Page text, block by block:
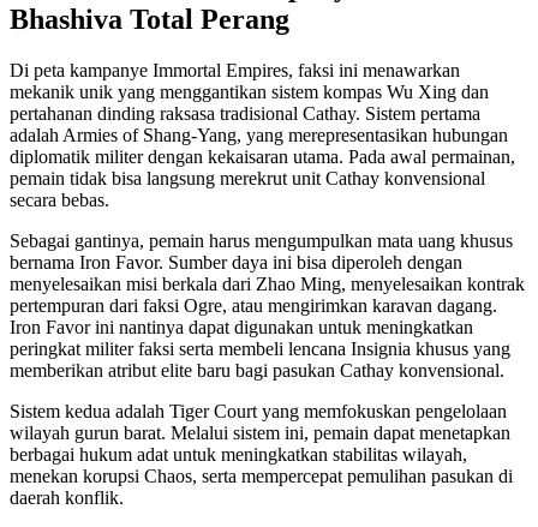
Bhashiva Total Perang
Di peta kampanye Immortal Empires, faksi ini menawarkan
mekanik unik yang menggantikan sistem kompas Wu Xing dan
pertahanan dinding raksasa tradisional Cathay. Sistem pertama
adalah Armies of Shang-Yang, yang merepresentasikan hubungan
diplomatik militer dengan kekaisaran utama. Pada awal permainan,
pemain tidak bisa langsung merekrut unit Cathay konvensional
secara bebas.
Sebagai gantinya, pemain harus mengumpulkan mata uang khusus
bernama Iron Favor. Sumber daya ini bisa diperoleh dengan
menyelesaikan misi berkala dari Zhao Ming, menyelesaikan kontrak
pertempuran dari faksi Ogre, atau mengirimkan karavan dagang.
Iron Favor ini nantinya dapat digunakan untuk meningkatkan
peringkat militer faksi serta membeli lencana Insignia khusus yang
memberikan atribut elite baru bagi pasukan Cathay konvensional.
Sistem kedua adalah Tiger Court yang memfokuskan pengelolaan
wilayah gurun barat. Melalui sistem ini, pemain dapat menetapkan
berbagai hukum adat untuk meningkatkan stabilitas wilayah,
menekan korupsi Chaos, serta mempercepat pemulihan pasukan di
daerah konflik.